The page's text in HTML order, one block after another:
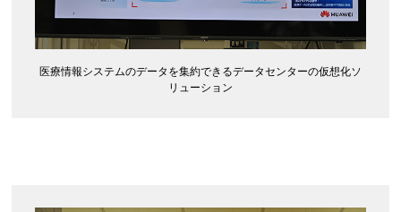
医療情報システムのデータを集約できるデータセンターの仮想化ソ
リューション